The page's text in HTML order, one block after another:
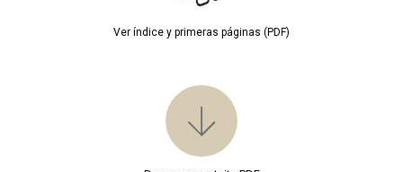
Ver índice y primeras páginas (PDF)